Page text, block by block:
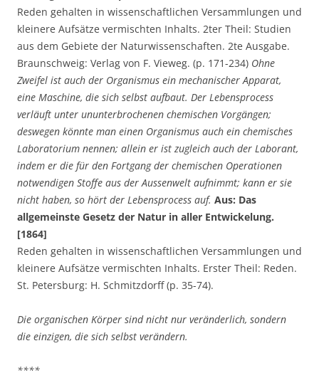
Reden gehalten in wissenschaftlichen Versammlungen und
kleinere Aufsätze vermischten Inhalts. 2ter Theil: Studien
aus dem Gebiete der Naturwissenschaften. 2te Ausgabe.
Braunschweig: Verlag von F. Vieweg. (p. 171-234) Ohne
Zweifel ist auch der Organismus ein mechanischer Apparat,
eine Maschine, die sich selbst aufbaut. Der Lebensprocess
verläuft unter ununterbrochenen chemischen Vorgängen;
deswegen könnte man einen Organismus auch ein chemisches
Laboratorium nennen; allein er ist zugleich auch der Laborant,
indem er die für den Fortgang der chemischen Operationen
notwendigen Stoffe aus der Aussenwelt aufnimmt; kann er sie
nicht haben, so hört der Lebensprocess auf. Aus: Das
allgemeinste Gesetz der Natur in aller Entwickelung.
[1864]
Reden gehalten in wissenschaftlichen Versammlungen und
kleinere Aufsätze vermischten Inhalts. Erster Theil: Reden.
St. Petersburg: H. Schmitzdorff (p. 35-74).
Die organischen Körper sind nicht nur veränderlich, sondern
die einzigen, die sich selbst verändern.
****